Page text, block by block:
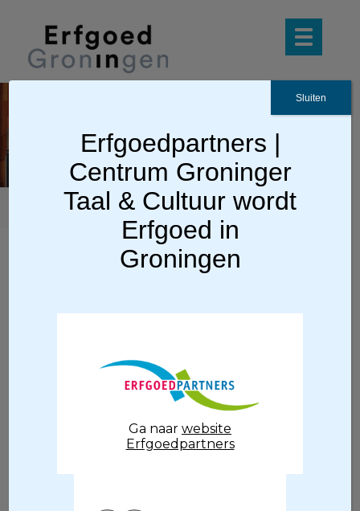
cati
e
U bevindt zich hier: Home» Vakinformatie »
ontwikkelaars van
Erfgoedpartners |
Centrum Groninger
Taal & Cultuur wordt
Erfgoed in
Groningen
Ga naar website
Erfgoedpartners
Sluiten